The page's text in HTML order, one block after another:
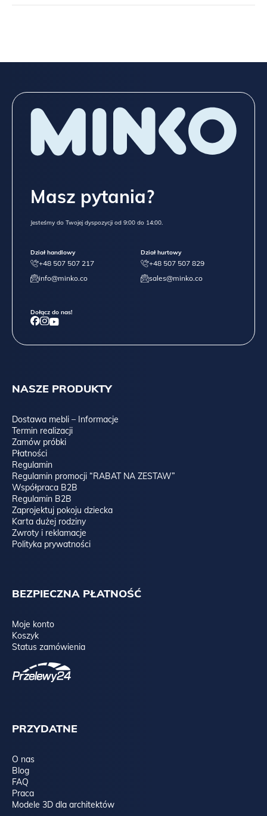
NASZE PRODUKTY
Dostawa mebli – Informacje
Termin realizacji
Zamów próbki
Płatności
Regulamin
Regulamin promocji “RABAT NA ZESTAW”
Współpraca B2B
Regulamin B2B
Zaprojektuj pokoju dziecka
Karta dużej rodziny
Zwroty i reklamacje
Polityka prywatności
BEZPIECZNA PŁATNOŚĆ
Moje konto
Koszyk
Status zamówienia
PRZYDATNE
O nas
Blog
FAQ
Praca
Modele 3D dla architektów
Masz pytania?
Jesteśmy do Twojej dyspozycji od 9:00 do 14:00.
Dział handlowy
+48 507 507 217
info@minko.co
Dział hurtowy
+48 507 507 829
sales@minko.co
Dołącz do nas!